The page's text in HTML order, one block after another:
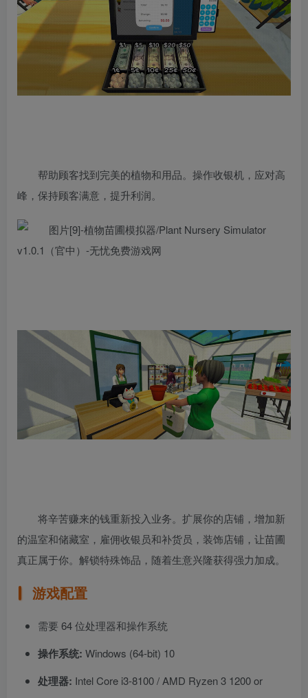
帮助顾客找到完美的植物和用品。操作收银机，应对高
峰，保持顾客满意，提升利润。
将辛苦赚来的钱重新投入业务。扩展你的店铺，增加新
的温室和储藏室，雇佣收银员和补货员，装饰店铺，让苗圃
真正属于你。解锁特殊饰品，随着生意兴隆获得强力加成。
游戏配置
需要 64 位处理器和操作系统
操作系统: Windows (64-bit) 10
处理器: Intel Core i3-8100 / AMD Ryzen 3 1200 or